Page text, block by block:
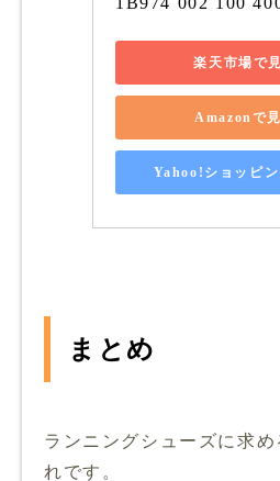
楽天市場で
Amazonで
Yahoo!ショッピン
まとめ
ランニングシューズに求
れです。